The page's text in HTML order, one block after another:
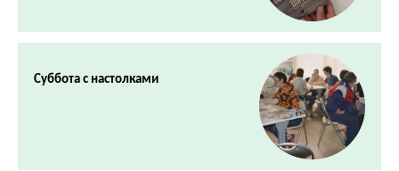
Суббота с настолками